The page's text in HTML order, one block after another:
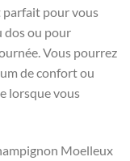
parfait pour vous
dos ou pour
Vous pourrez
de confort ou
lorsque vous
Moelleux